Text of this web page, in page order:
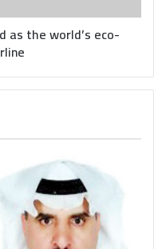
as the world’s eco-